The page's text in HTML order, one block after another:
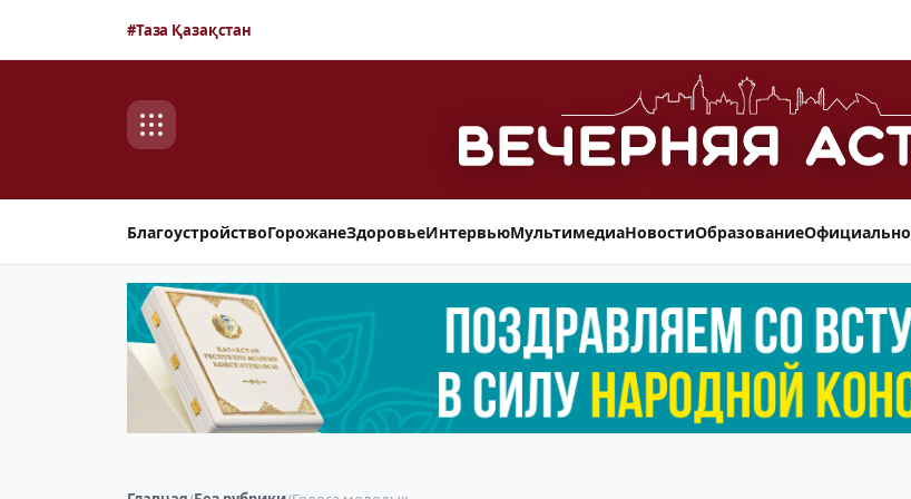
#Таза Қазақстан
БлагоустройствоГорожанеЗдоровьеИнтервьюМультимедиаНовостиОбразованиеОфициально